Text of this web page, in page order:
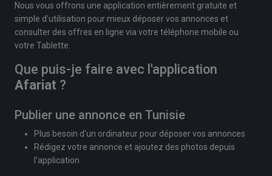
Nous vous offrons une application entièrement gratuite et
simple d'utilisation pour mieux déposer vos annonces et
consulter des offres en ligne via votre téléphone mobile ou
votre Tablette.
Que puis-je faire avec l'application
Afariat ?
Publier une annonce en Tunisie
Plus besoin d'un ordinateur pour déposer vos annonces
Rédigez votre annonce et ajoutez des photos depuis
l'application